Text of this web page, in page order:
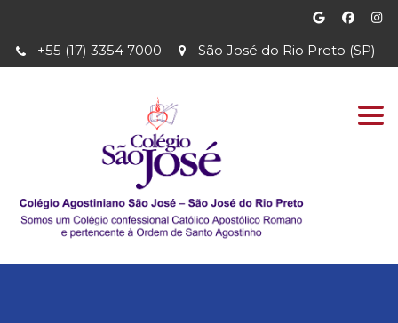
São José do Rio Preto (SP)
+55 (17) 3354 7000